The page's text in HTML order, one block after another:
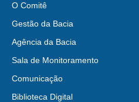
O Comitê
Gestão da Bacia
Agência da Bacia
Sala de Monitoramento
Comunicação
Biblioteca Digital